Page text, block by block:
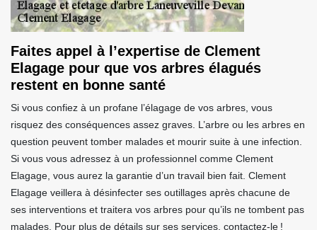
Faites appel à l’expertise de Clement
Elagage pour que vos arbres élagués
restent en bonne santé
Si vous confiez à un profane l’élagage de vos arbres, vous
risquez des conséquences assez graves. L’arbre ou les arbres en
question peuvent tomber malades et mourir suite à une infection.
Si vous vous adressez à un professionnel comme Clement
Elagage, vous aurez la garantie d’un travail bien fait. Clement
Elagage veillera à désinfecter ses outillages après chacune de
ses interventions et traitera vos arbres pour qu’ils ne tombent pas
malades. Pour plus de détails sur ses services, contactez-le !